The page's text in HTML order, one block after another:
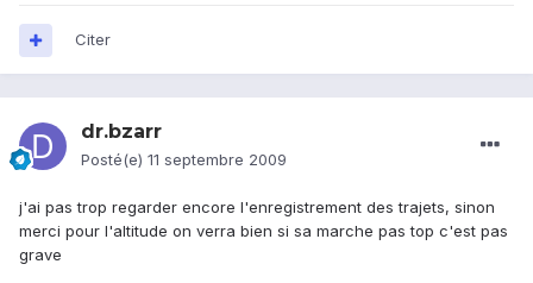
Citer
dr.bzarr
Posté(e) 11 septembre 2009
j'ai pas trop regarder encore l'enregistrement des trajets, sinon
merci pour l'altitude on verra bien si sa marche pas top c'est pas
grave